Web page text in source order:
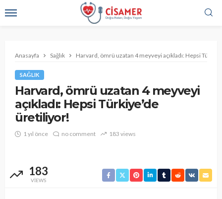
Anasayfa Sağlık Harvard, ömrü uzatan 4 meyveyi açıkladı: Hepsi
SAĞLIK
Harvard, ömrü uzatan 4 meyveyi
açıkladı: Hepsi Türkiye’de
üretiliyor!
1 yıl önce no comment 183 views
183
VIEWS